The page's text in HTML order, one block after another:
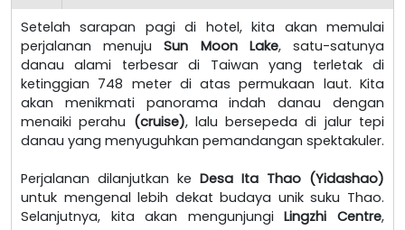
Setelah sarapan pagi di hotel, kita akan memulai
perjalanan menuju Sun Moon Lake, satu-satunya
danau alami terbesar di Taiwan yang terletak di
ketinggian 748 meter di atas permukaan laut. Kita
akan menikmati panorama indah danau dengan
menaiki perahu (cruise), lalu bersepeda di jalur tepi
danau yang menyuguhkan pemandangan spektakuler.
Perjalanan dilanjutkan ke Desa Ita Thao (Yidashao)
untuk mengenal lebih dekat budaya unik suku Thao.
Selanjutnya, kita akan mengunjungiLingzhi Centre,